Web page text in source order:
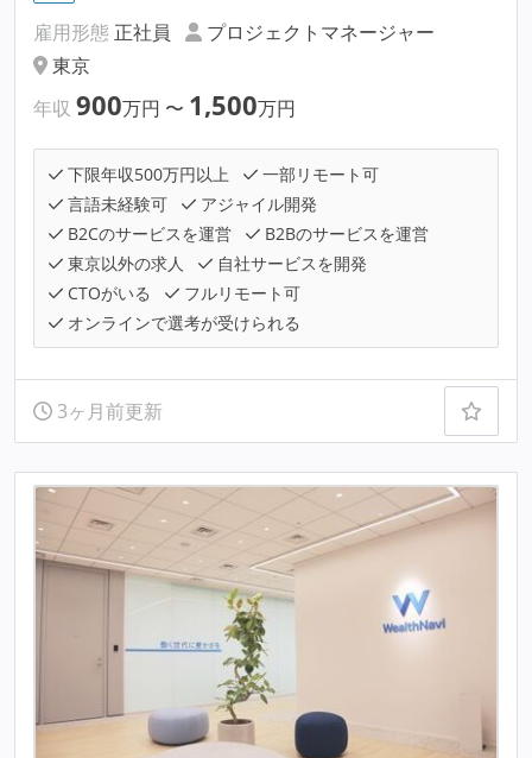
雇用形態 正社員
プロジェクトマネージャー
東京
年収 900万円 〜 1,500万円
下限年収500万円以上
一部リモート可
言語未経験可
アジャイル開発
B2Cのサービスを運営
B2Bのサービスを運営
東京以外の求人
自社サービスを開発
CTOがいる
フルリモート可
オンラインで選考が受けられる
3ヶ月前更新